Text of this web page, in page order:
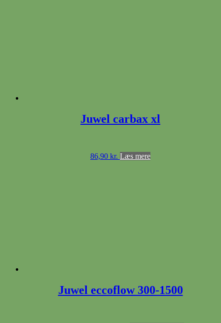
Juwel carbax xl
86,90 kr. Læs mere
Juwel eccoflow 300-1500